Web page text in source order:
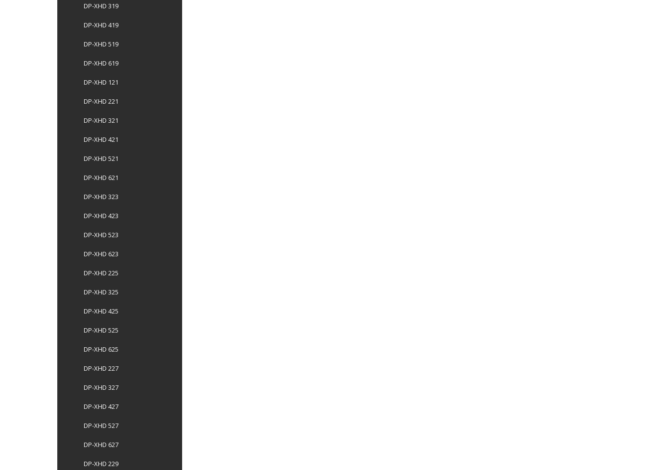
DP-XHD 319
DP-XHD 419
DP-XHD 519
DP-XHD 619
DP-XHD 121
DP-XHD 221
DP-XHD 321
DP-XHD 421
DP-XHD 521
DP-XHD 621
DP-XHD 323
DP-XHD 423
DP-XHD 523
DP-XHD 623
DP-XHD 225
DP-XHD 325
DP-XHD 425
DP-XHD 525
DP-XHD 625
DP-XHD 227
DP-XHD 327
DP-XHD 427
DP-XHD 527
DP-XHD 627
DP-XHD 229